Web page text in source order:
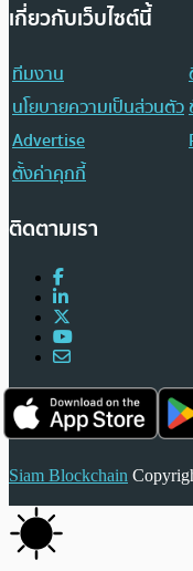
เกี่ยวกับเว็บไซต์นี้
ทีมงาน
นโยบายความเป็นส่วนตัว
Advertise
ตั้งค่าคุกกี้
ติดตามเรา
Siam Blockchain